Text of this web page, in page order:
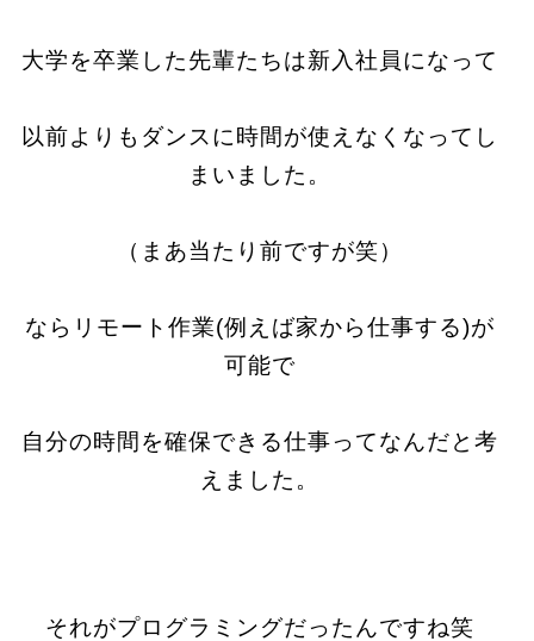
大学を卒業した先輩たちは新入社員になって
以前よりもダンスに時間が使えなくなってし
まいました。
（まあ当たり前ですが笑）
ならリモート作業(例えば家から仕事する)が
可能で
自分の時間を確保できる仕事ってなんだと考
えました。
それがプログラミングだったんですね笑